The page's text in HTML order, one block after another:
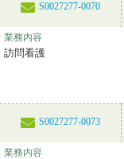
S0027277-0070
業務内容
訪問看護
S0027277-0073
業務内容